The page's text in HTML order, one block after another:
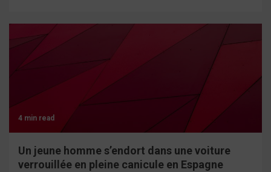
4 min read
Un jeune homme s’endort dans une voiture
verrouillée en pleine canicule en Espagne